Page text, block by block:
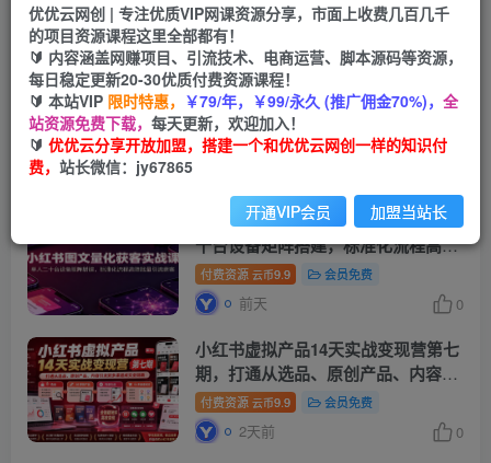
搜索[引流]，共找到1946个文章
短视频IP量化获客实战课：用十台设
备搭建五十账号矩阵，精准打造引流
接单型流量账号
付费资源 云币9.9 会员免费
小红书图文量化获客实战课：单人二
十台设备矩阵搭建，标准化流程高效
批量引流获客
付费资源 云币9.9 会员免费
前天 0
小红书虚拟产品14天实战变现营第七
期，打通从选品、原创产品、内容引
流到多渠道成交全链路
付费资源 云币9.9 会员免费
2天前 0
优优云网创 | 专注优质VIP网课资源分享，市面上收费几百几千
的项目资源课程这里全部都有！
🔰 内容涵盖网赚项目、引流技术、电商运营、脚本源码等资源，
每日稳定更新20-30优质付费资源课程！
🔰 本站VIP 限时特惠， ￥79/年，￥99/永久 (推广佣金70%)， 全
站资源免费下载， 每天更新，欢迎加入！
🔰 优优云分享开放加盟，搭建一个和优优云网创一样的知识付
费， 站长微信：jy67865
开通VIP会员 加盟当站长